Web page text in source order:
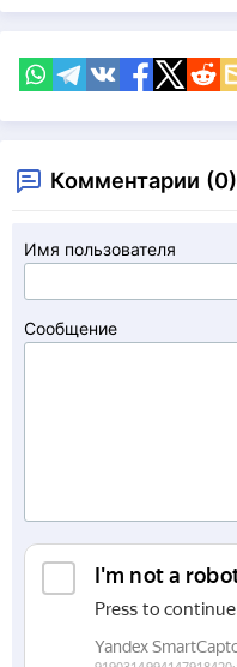
Комментарии (0)
Имя пользователя
Сообщение